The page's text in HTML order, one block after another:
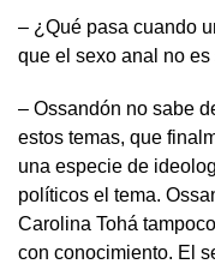
– ¿Qué pasa cuando
que el sexo anal no es
– Ossandón no sabe
estos temas, que
una especie de
políticos el tema.
Carolina Tohá
con conocimiento. El